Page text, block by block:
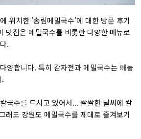
위치한 '송림메밀국수'에 대한 방문 후기
맛집은 메밀국수를 비롯한 다양한 메뉴로
.
양합니다. 특히 감자전과 메밀국수는 빼놓
.
국수를 드시고 있어서... 쌀쌀한 날씨에 칼
래도 강원도 메밀국수를 제대로 즐겨보기